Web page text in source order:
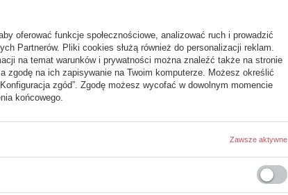
opinię
ocena:
5/5
oferować funkcje społecznościowe, analizować ruch i prowadzić
Partnerów. Pliki cookies służą również do personalizacji reklam.
na temat warunków i prywatności można znaleźć także na stronie
zgodę na ich zapisywanie na Twoim komputerze. Możesz określić
zgód”. Zgodę możesz wycofać w dowolnym momencie
końcowego.
Zawsze aktywne